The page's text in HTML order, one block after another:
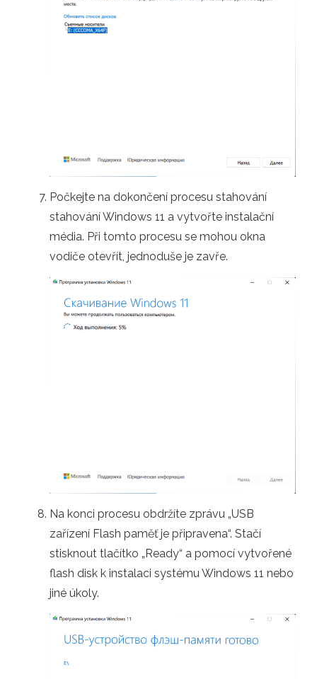
Počkejte na dokončení procesu stahování
stahování Windows 11 a vytvořte instalační
média. Při tomto procesu se mohou okna
vodiče otevřít, jednoduše je zavře.
Na konci procesu obdržíte zprávu „USB
zařízení Flash paměť je připravena“. Stačí
stisknout tlačítko „Ready“ a pomocí vytvořené
flash disk k instalaci systému Windows 11 nebo
jiné úkoly.